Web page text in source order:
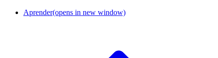
Aprender(opens in new window)